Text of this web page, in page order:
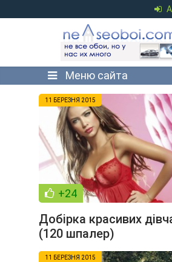
Меню сайта
11 БЕРЕЗНЯ 2015
+24
Добірка красивих
(120 шпалер)
11 БЕРЕЗНЯ 2015